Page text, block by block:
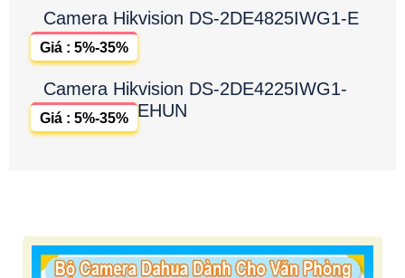
Camera Hikvision DS-2DE4825IWG1-E
Giá : 5%-35%
Camera Hikvision DS-2DE4225IWG1-
EHUN
Giá : 5%-35%